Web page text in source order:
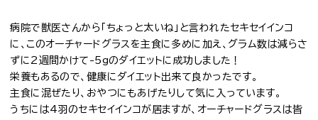
病院で獣医さんから「ちょっと太いね」と言われたセキセイインコ
に、このオーチャードグラスを主食に多めに加え、グラム数は減らさ
ずに2週間かけて-5gのダイエットに成功しました！
栄養もあるので、健康にダイエット出来て良かったです。
主食に混ぜたり、おやつにもあげたりして気に入っています。
うちには4羽のセキセイインコが居ますが、オーチャードグラスは皆